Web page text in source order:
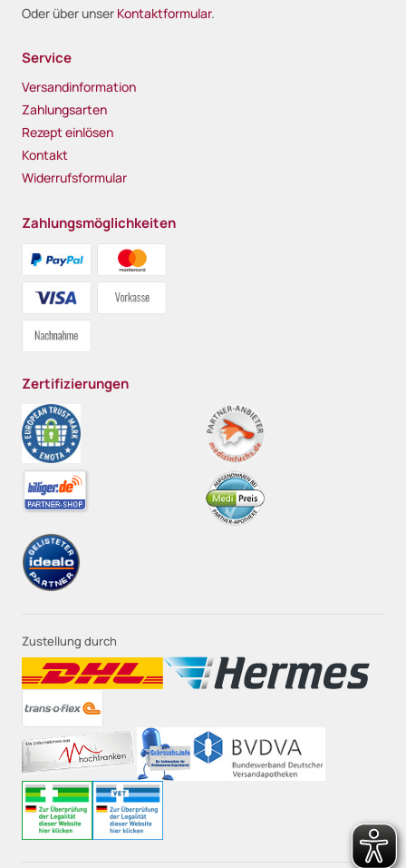
Oder über unser Kontaktformular.
Service
Versandinformation
Zahlungsarten
Rezept einlösen
Kontakt
Widerrufsformular
Zahlungsmöglichkeiten
Zertifizierungen
Zustellung durch